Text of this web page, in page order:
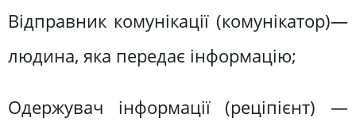
Відправник комунікації (комунікатор)—
людина, яка передає інформацію;
Одержувач інформації (реціпієнт) —